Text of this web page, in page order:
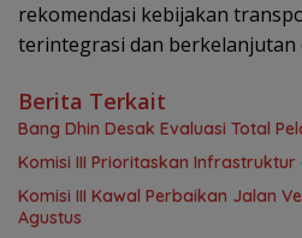
rekomendasi kebijakan
terintegrasi dan berkelanjutan
Berita Terkait
‎Bang Dhin Desak Evaluasi Total
‎Komisi III Prioritaskan Infrastruktur
Komisi III Kawal Perbaikan Jalan
Agustus